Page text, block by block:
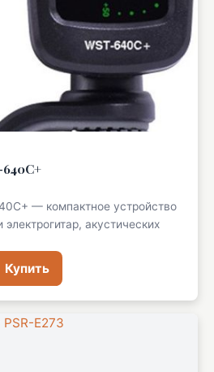
— компактное устройство
акустических
Купить